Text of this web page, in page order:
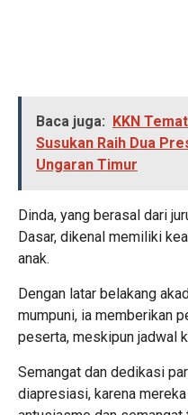
Baca juga:
KKN
Susukan Raih Dua
Ungaran Timur
Dinda, yang berasal dari
Dasar, dikenal memiliki
anak.
Dengan latar belakang
mumpuni, ia memberikan
peserta, meskipun jadwal
Semangat dan dedikasi
diapresiasi, karena